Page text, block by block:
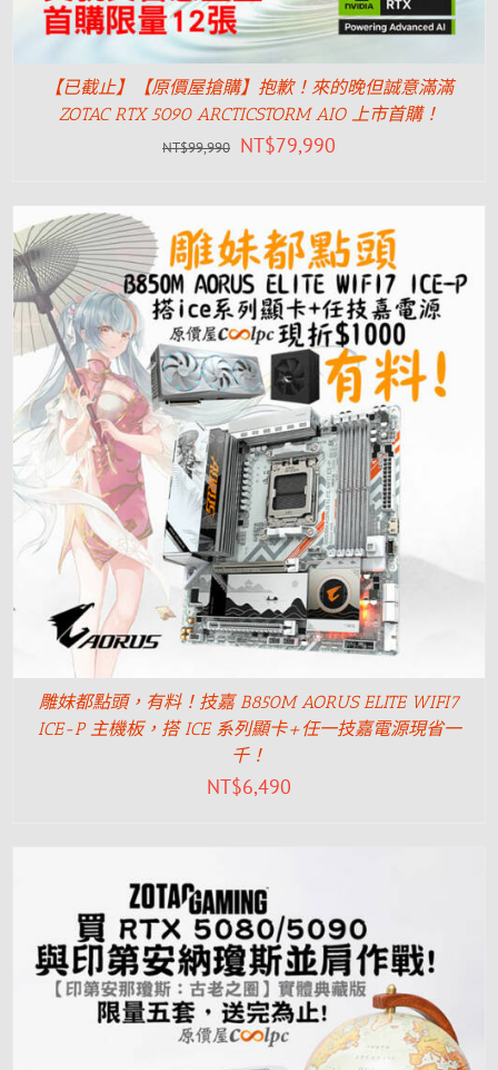
【已截止】【原價屋搶購】抱歉！來的晚但誠意滿滿
ZOTAC RTX 5090 ARCTICSTORM AIO 上市首購！
NT$99,990 NT$79,990
雕妹都點頭，有料！技嘉 B850M AORUS ELITE WIFI7
ICE-P 主機板，搭 ICE 系列顯卡+任一技嘉電源現省一
千！
NT$6,490